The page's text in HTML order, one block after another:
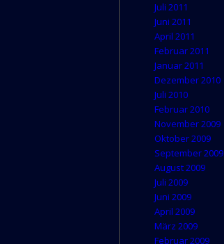
Juli 2011
Juni 2011
April 2011
Februar 2011
Januar 2011
Dezember 2010
Juli 2010
Februar 2010
November 2009
Oktober 2009
September 2009
August 2009
Juli 2009
Juni 2009
April 2009
März 2009
Februar 2009